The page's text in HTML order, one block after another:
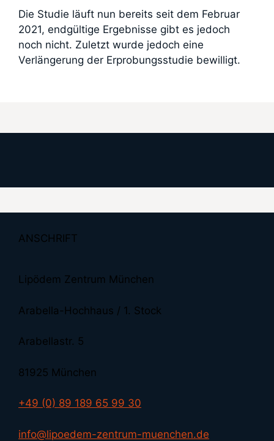
Die Studie läuft nun bereits seit dem Februar
2021, endgültige Ergebnisse gibt es jedoch
noch nicht. Zuletzt wurde jedoch eine
Verlängerung der Erprobungsstudie bewilligt.
ANSCHRIFT
Lipödem Zentrum München
Arabella-Hochhaus / 1. Stock
Arabellastr. 5
81925 München
+49 (0) 89 189 65 99 30
info@lipoedem-zentrum-muenchen.de